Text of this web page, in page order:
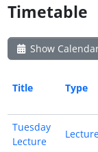
Timetable
Show
Title Type
Tuesday
Lecture